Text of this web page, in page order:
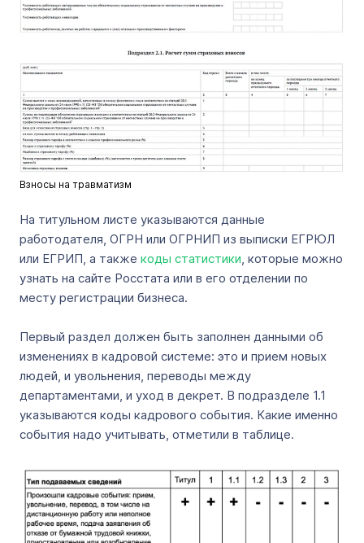
Взносы на травматизм
На титульном листе указываются данные
работодателя, ОГРН или ОГРНИП из выписки ЕГРЮЛ
или ЕГРИП, а также коды статистики, которые можно
узнать на сайте Росстата или в его отделении по
месту регистрации бизнеса.
Первый раздел должен быть заполнен данными об
изменениях в кадровой системе: это и прием новых
людей, и увольнения, переводы между
департаментами, и уход в декрет. В подразделе 1.1
указываются коды кадрового события. Какие именно
события надо учитывать, отметили в таблице.